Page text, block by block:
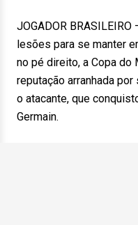
JOGADOR
lesões para se manter
no pé direito, a Copa do
reputação arranhada
o atacante, que
Germain.